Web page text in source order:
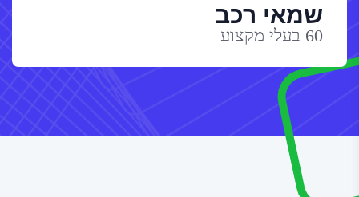
שמאי רכב
60 בעלי מקצוע